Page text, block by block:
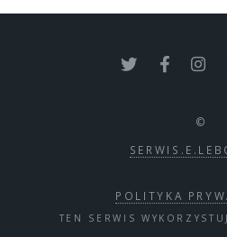
©
POLITYKA
TEN SERWIS